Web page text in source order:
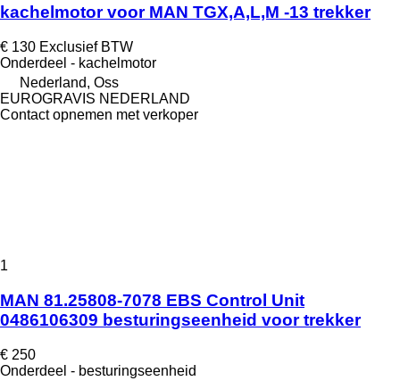
kachelmotor voor MAN TGX,A,L,M -13 trekker
€ 130 Exclusief BTW
Onderdeel - kachelmotor
Nederland, Oss
EUROGRAVIS NEDERLAND
Contact opnemen met verkoper
1
MAN 81.25808-7078 EBS Control Unit
0486106309 besturingseenheid voor trekker
€ 250
Onderdeel - besturingseenheid